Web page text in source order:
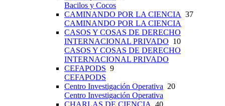
Bacilos y Cocos
CAMINANDO POR LA CIENCIA 37
CAMINANDO POR LA CIENCIA
CASOS Y COSAS DE DERECHO
INTERNACIONAL PRIVADO 10
CASOS Y COSAS DE DERECHO
INTERNACIONAL PRIVADO
CEFAPODS 9
CEFAPODS
Centro Investigación Operativa 20
Centro Investigación Operativa